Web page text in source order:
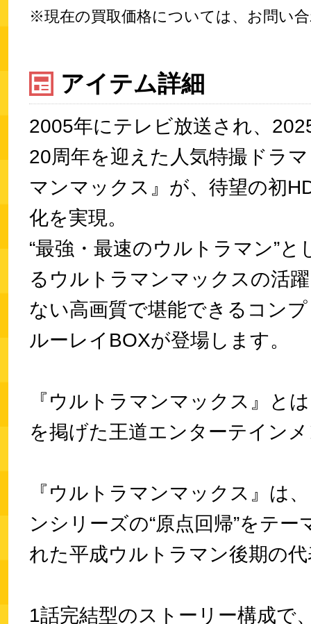
現在の買取価格については、お問い
アイテム詳細
2005年にテレビ放送され、
20周年を迎えた人気特撮ドラ
マンマックス』が、待望の初
化を実現。
“最強・最速のウルトラマン”と
るウルトラマンマックスの活
ない高画質で堪能できるコン
ルーレイBOXが登場します。
『ウルトラマンマックス』と
を掲げた王道エンターテイン
『ウルトラマンマックス』は
ンシリーズの“原点回帰”をテー
れた平成ウルトラマン後期の
1話完結型のストーリー構成で